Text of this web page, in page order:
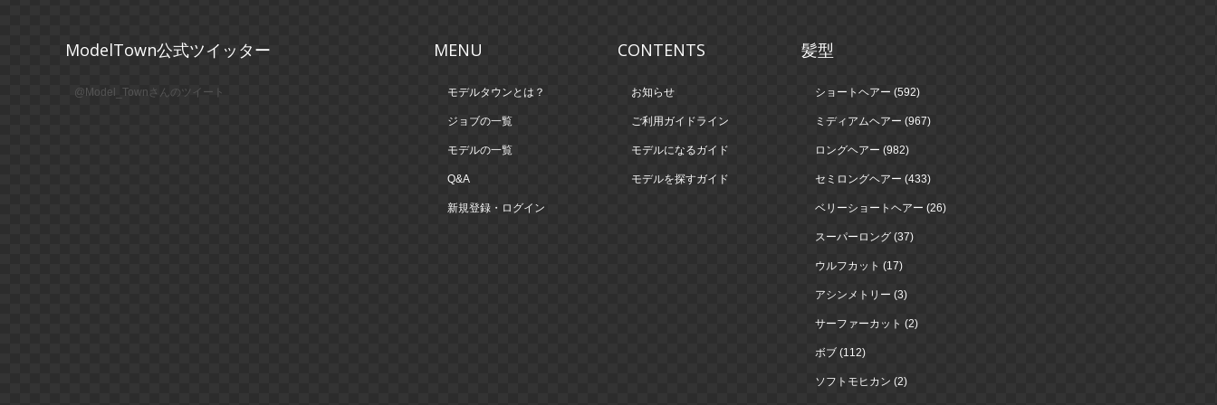
ModelTown公式ツイッター
@Model_Townさんのツイート
MENU
モデルタウンとは？
ジョブの一覧
モデルの一覧
Q&A
新規登録・ログイン
CONTENTS
お知らせ
ご利用ガイドライン
モデルになるガイド
モデルを探すガイド
髪型
ショートヘアー (592)
ミディアムヘアー (967)
ロングヘアー (982)
セミロングヘアー (433)
ベリーショートヘアー (26)
スーパーロング (37)
ウルフカット (17)
アシンメトリー (3)
サーファーカット (2)
ボブ (112)
ソフトモヒカン (2)